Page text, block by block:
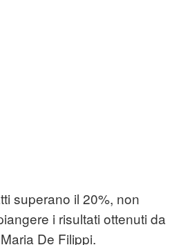
superano il 20%, non
i risultati ottenuti da
De Filippi.